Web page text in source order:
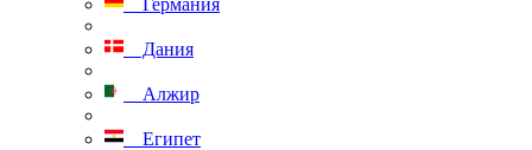
Германия
Дания
Алжир
Египет